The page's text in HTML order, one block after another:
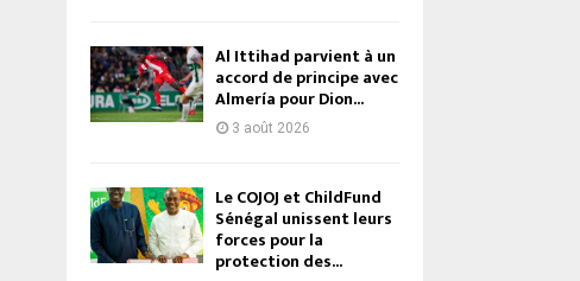
Al Ittihad parvient à un
accord de principe avec
Almería pour Dion...
3 août 2026
Le COJOJ et ChildFund
Sénégal unissent leurs
forces pour la
protection des...